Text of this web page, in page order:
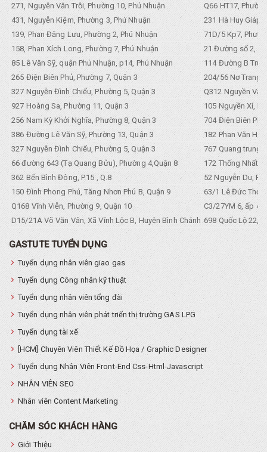
271, Nguyễn Văn Trỗi, Phường 10, Phú Nhuận
Q66 HT17,
431, Nguyễn Kiệm, Phường 3, Phú Nhuận
231 Hà Huy Giáp,
139, Phan Đăng Lưu, Phường 2, Phú Nhuận
71D/5 Kp7,
158, Phan Xích Long, Phường 7, Phú Nhuận
21 Đường số 2,
85 Lê Văn Sỹ, quận Phú Nhuận, p14, Phú Nhuận
114 Đường B
265 Điện Biên Phủ, Phường 7, Quận 3
204/56 Nơ Trang
327 Nguyễn Đình Chiểu, Phường 5, Quận 3
Q312 Nguyền
927 Hoàng Sa, Phường 11, Quận 3
105 Nguyền Xí,
256 Nam Kỳ Khởi Nghĩa, Phường 8, Quận 3
704 Điện Biên
386 Đường Lê Văn Sỹ, Phường 13, Quận 3
182 Phan Văn
327 Nguyễn Đình Chiểu, Phường 5, Quận 3
767 Quang trung,
66 đường 643 (Tạ Quang Bửu), Phường 4,Quận 8
172 Thống Nhất.
362 Bến Bình Đông, P.15 , Q.8
52 Nguyễn Du,
150 Đình Phong Phú, Tăng Nhơn Phú B, Quận 9
63/1 Lê Đức Thọ,
Q168 Vĩnh Viễn, Phường 9, Quận 10
C3/27YM 6, ấp 4,
D15/21A Võ Văn Vân, Xã Vĩnh Lộc B, Huyện Bình Chánh 698 Quốc Lộ 22,
GASTUTE TUYỂN DỤNG
Tuyển dụng nhân viên giao gas
Tuyển dụng Công nhân kỹ thuật
Tuyển dụng nhân viên tổng đài
Tuyển dụng nhân viên phát triển thị trường GAS LPG
Tuyển dụng tài xế
[HCM] Chuyên Viên Thiết Kế Đồ Họa / Graphic Designer
Tuyển dụng Nhân Viên Front-End Css-Html-Javascript
NHÂN VIÊN SEO
Nhân viên Content Marketing
CHĂM SÓC KHÁCH HÀNG
Giới Thiệu